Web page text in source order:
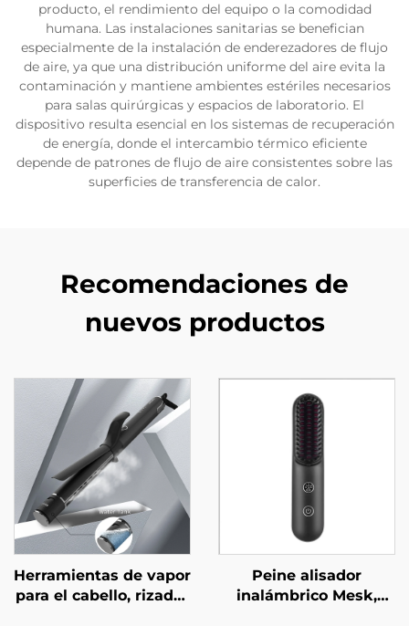
producto, el rendimiento del equipo o la comodidad
humana. Las instalaciones sanitarias se benefician
especialmente de la instalación de enderezadores de flujo
de aire, ya que una distribución uniforme del aire evita la
contaminación y mantiene ambientes estériles necesarios
para salas quirúrgicas y espacios de laboratorio. El
dispositivo resulta esencial en los sistemas de recuperación
de energía, donde el intercambio térmico eficiente
depende de patrones de flujo de aire consistentes sobre las
superficies de transferencia de calor.
Recomendaciones de
nuevos productos
Herramientas de vapor
para el cabello, rizador
Peine alisador
inalámbrico Mesk,